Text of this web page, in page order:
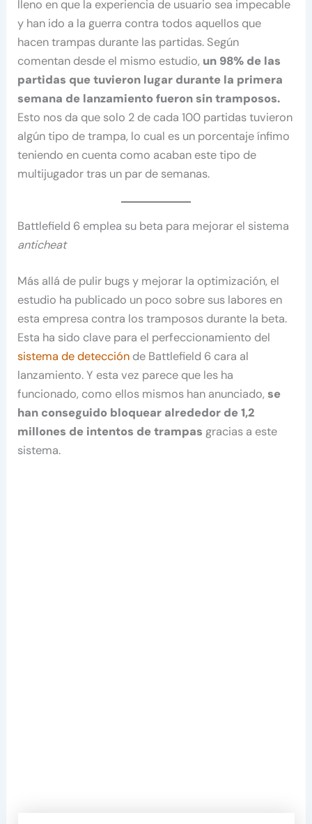
lleno en que la experiencia de usuario sea impecable
y han ido a la guerra contra todos aquellos que
hacen trampas durante las partidas. Según
comentan desde el mismo estudio, un 98% de las
partidas que tuvieron lugar durante la primera
semana de lanzamiento fueron sin tramposos.
Esto nos da que solo 2 de cada 100 partidas tuvieron
algún tipo de trampa, lo cual es un porcentaje ínfimo
teniendo en cuenta como acaban este tipo de
multijugador tras un par de semanas.
Battlefield 6 emplea su beta para mejorar el sistema
anticheat
Más allá de pulir bugs y mejorar la optimización, el
estudio ha publicado un poco sobre sus labores en
esta empresa contra los tramposos durante la beta.
Esta ha sido clave para el perfeccionamiento del
sistema de detección de Battlefield 6 cara al
lanzamiento. Y esta vez parece que les ha
funcionado, como ellos mismos han anunciado,se
han conseguido bloquear alrededor de 1,2
millones de intentos de trampas gracias a este
sistema.